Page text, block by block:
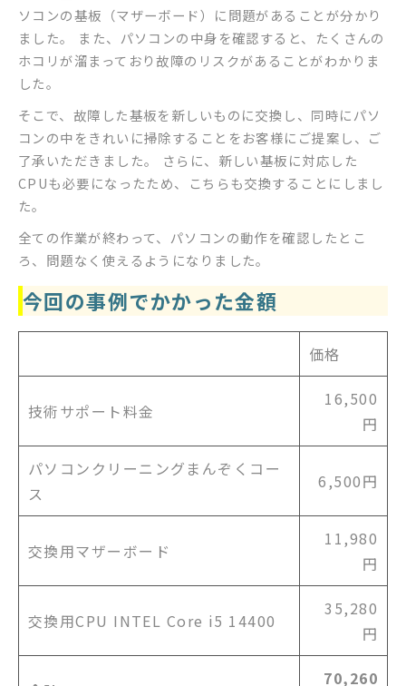
ソコンの基板（マザーボード）に問題があることが分かり
ました。 また、パソコンの中身を確認すると、たくさんの
ホコリが溜まっており故障のリスクがあることがわかりま
した。
そこで、故障した基板を新しいものに交換し、同時にパソ
コンの中をきれいに掃除することをお客様にご提案し、ご
了承いただきました。 さらに、新しい基板に対応した
CPUも必要になったため、こちらも交換することにしまし
た。
全ての作業が終わって、パソコンの動作を確認したとこ
ろ、問題なく使えるようになりました。
今回の事例でかかった金額
価格
技術サポート料金
16,500
円
パソコンクリーニングまんぞくコー
ス
6,500円
交換用マザーボード
11,980
円
交換用CPU INTEL Core i5 14400
35,280
円
70,260